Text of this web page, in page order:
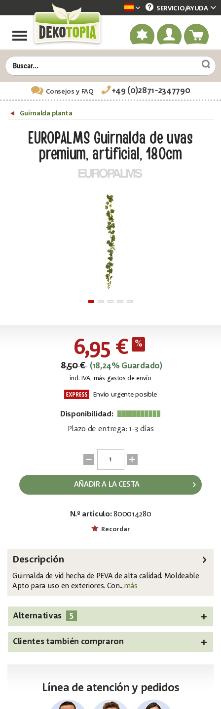
Dekotopia spanisch
SERVICIO/AYUDA
Consejos y FAQ +49 (0)2871-2347790
Guirnalda planta
EUROPALMS Guirnalda de uvas
premium, artificial, 180cm
6,95 €
8,50 € (18,24% Guardado)
incl. IVA, más gastos de envío
Envío urgente posible
Disponibilidad:
Plazo de entrega: 1-3 días
AÑADIR A LA CESTA
N.º artículo: 800014280
Recordar
Descripción
Guirnalda de vid hecha de PEVA de alta calidad. Moldeable
Apto para uso en exteriores. Con...más
Alternativas 5
Clientes también compraron
Línea de atención y pedidos